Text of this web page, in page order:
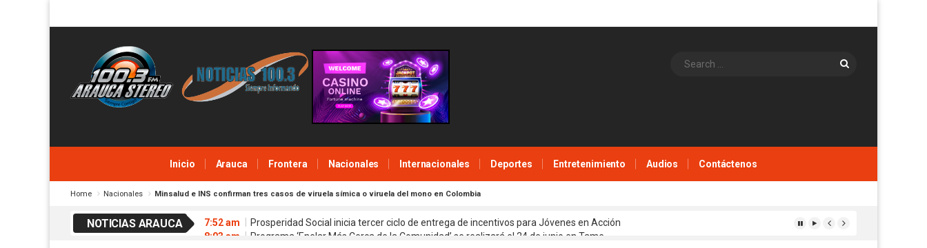
Search
Inicio Arauca Frontera Nacionales Internacionales Deportes Entretenimiento Audios Contáctenos
Home Nacionales Minsalud e INS confirman tres casos de viruela símica o viruela del mono en Colombia
NOTICIAS ARAUCA 7:52 am
Prosperidad Social inicia tercer ciclo de entrega de incentivos para Jóvenes en Acción
8:03 am
Programa ‘Enelar Más Cerca de la Comunidad’ se realizará el 24 de junio en Tame